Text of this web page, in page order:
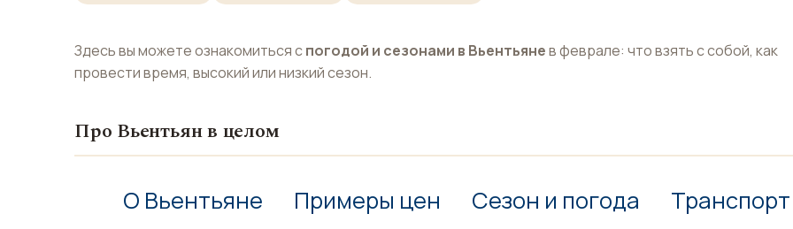
Здесь вы можете ознакомиться спогодой и сезонами в Вьентьянев феврале: что взять с собой, как
провести время, высокий или низкий сезон.
Про Вьентьян в целом
О Вьентьяне Примеры цен Сезон и погода Транспорт